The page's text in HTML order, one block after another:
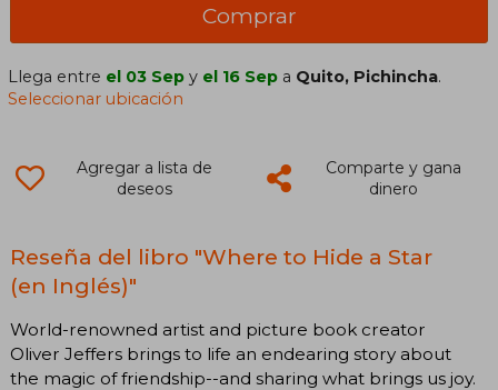
Comprar
Llega entre el 03 Sep y el 16 Sep a Quito, Pichincha.
Seleccionar ubicación
Agregar a lista de
deseos
Comparte y gana
dinero
Reseña del libro "Where to Hide a Star
(en Inglés)"
World-renowned artist and picture book creator
Oliver Jeffers brings to life an endearing story about
the magic of friendship--and sharing what brings us joy.